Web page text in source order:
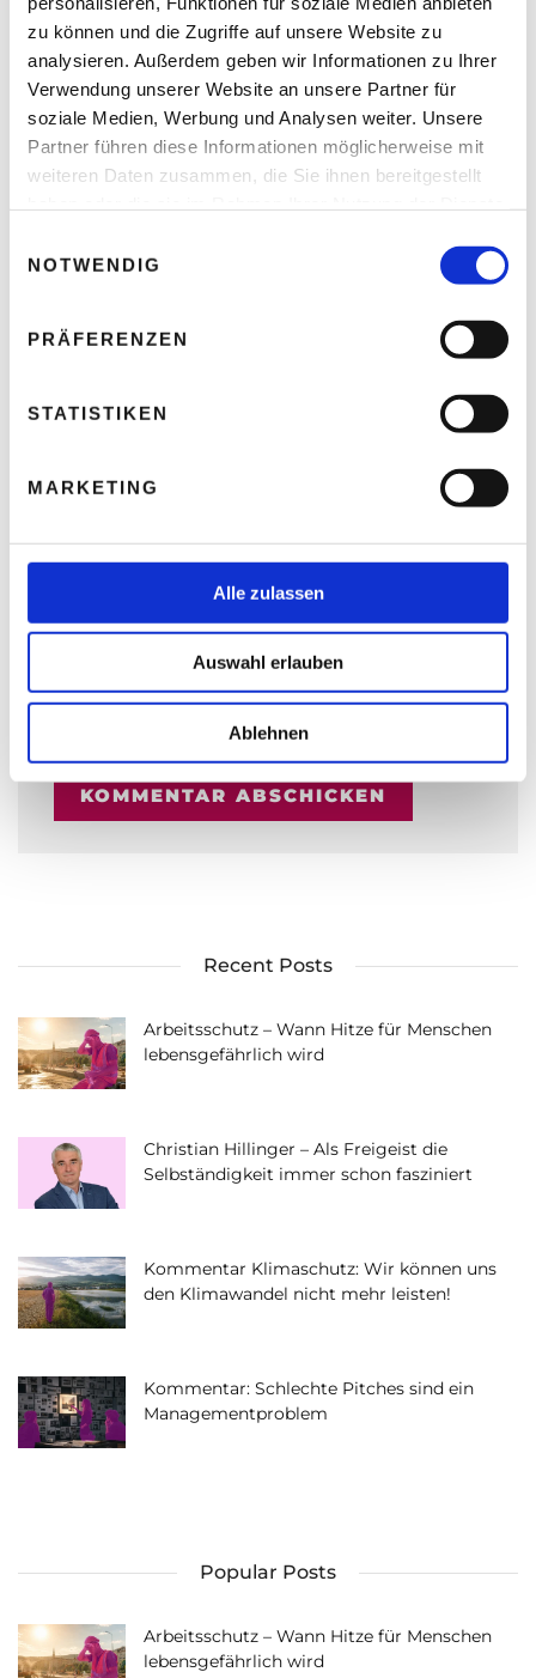
zu können und die Zugriffe auf unsere Website zu
analysieren. Außerdem geben wir Informationen zu Ihrer
Verwendung unserer Website an unsere Partner für
soziale Medien, Werbung und Analysen weiter. Unsere
Partner führen diese Informationen möglicherweise mit
weiteren Daten zusammen, die Sie ihnen bereitgestellt
l
NOTWENDIG
PRÄFERENZEN
STATISTIKEN
MARKETING
Alle zulassen
Auswahl erlauben
Ablehnen
KOMMENTAR
WEBSITE
NAME, E-MAIL-ADRESSE UND WEBSITE IN
DIESEM BROWSER FÜR MEINEN NÄCHSTEN
KOMMENTAR SPEICHERN.
Recent Posts
Arbeitsschutz – Wann Hitze für Menschen
lebensgefährlich wird
Christian Hillinger – Als Freigeist die
Selbständigkeit immer schon fasziniert
Kommentar Klimaschutz: Wir können uns
den Klimawandel nicht mehr leisten!
Kommentar: Schlechte Pitches sind ein
Managementproblem
Popular Posts
Arbeitsschutz – Wann Hitze für Menschen
lebensgefährlich wird